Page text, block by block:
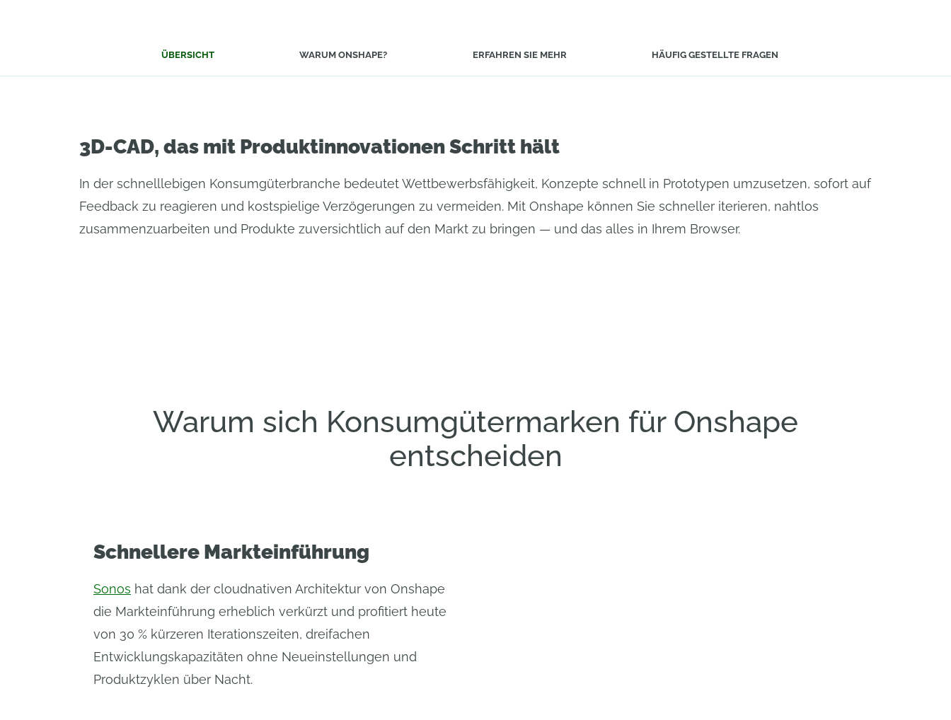
ÜBERSICHT WARUM ONSHAPE? ERFAHREN SIE MEHR HÄUFIG GESTELLTE FRAGEN
3D-CAD, das mit Produktinnovationen Schritt hält
In der schnelllebigen Konsumgüterbranche bedeutet Wettbewerbsfähigkeit, Konzepte schnell in Prototypen umzusetzen, sofort auf
Feedback zu reagieren und kostspielige Verzögerungen zu vermeiden. Mit Onshape können Sie schneller iterieren, nahtlos
zusammenzuarbeiten und Produkte zuversichtlich auf den Markt zu bringen — und das alles in Ihrem Browser.
Warum sich Konsumgütermarken für Onshape
entscheiden
Schnellere Markteinführung
Sonos hat dank der cloudnativen Architektur von Onshape
die Markteinführung erheblich verkürzt und profitiert heute
von 30 % kürzeren Iterationszeiten, dreifachen
Entwicklungskapazitäten ohne Neueinstellungen und
Produktzyklen über Nacht.